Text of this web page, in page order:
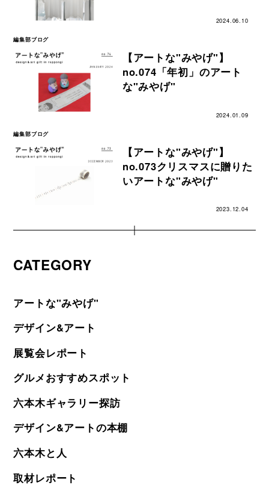
2024.06.10
編集部ブログ
【アートな"みやげ"】
no.074「年初」のアート
な"みやげ"
2024.01.09
編集部ブログ
【アートな"みやげ"】
no.073クリスマスに贈りた
いアートな"みやげ"
2023.12.04
CATEGORY
アートな"みやげ"
デザイン&アート
展覧会レポート
グルメおすすめスポット
六本木ギャラリー探訪
デザイン&アートの本棚
六本木と人
取材レポート